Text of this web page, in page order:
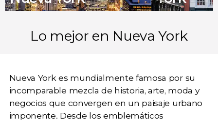
Lo mejor en Nueva York
Nueva Yorkes mundialmente famosa por su
incomparable mezcla de historia, arte, moda y
negocios que convergen en un paisaje urbano
imponente. Desde los emblemáticos